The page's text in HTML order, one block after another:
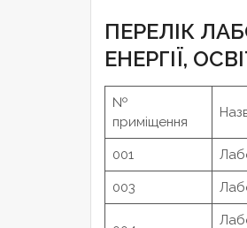
ПЕРЕЛІК
ЕНЕРГІЇ,
№
приміщення
001
003